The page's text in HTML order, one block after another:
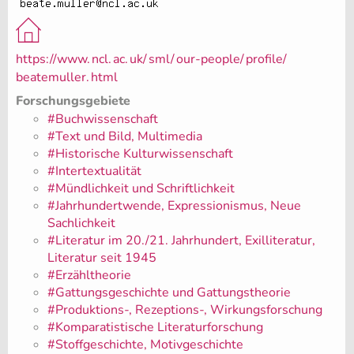
https://www.ncl.ac.uk/sml/our-people/profile/
beatemuller.html
Forschungsgebiete
#Buchwissenschaft
#Text und Bild, Multimedia
#Historische Kulturwissenschaft
#Intertextualität
#Mündlichkeit und Schriftlichkeit
#Jahrhundertwende, Expressionismus, Neue
Sachlichkeit
#Literatur im 20./21. Jahrhundert, Exilliteratur,
Literatur seit 1945
#Erzähltheorie
#Gattungsgeschichte und Gattungstheorie
#Produktions-, Rezeptions-, Wirkungsforschung
#Komparatistische Literaturforschung
#Stoffgeschichte, Motivgeschichte